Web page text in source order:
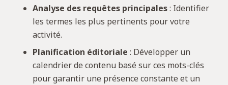
Analyse des requêtes principales: Identifier
les termes les plus pertinents pour votre
activité.
Planification éditoriale : Développer un
calendrier de contenu basé sur ces mots-clés
pour garantir une présence constante et un